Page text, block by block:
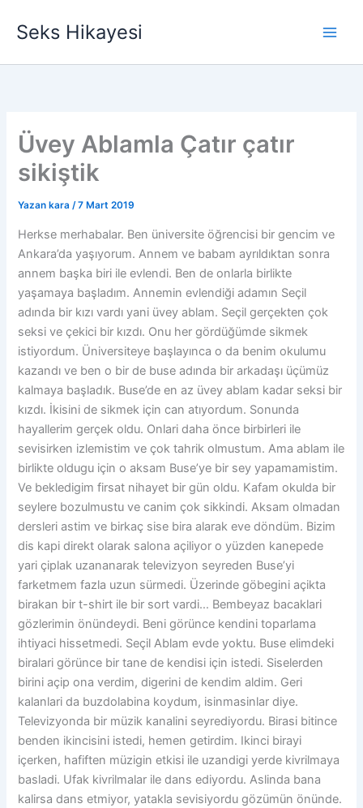
atlaSeks Hikayesi
Üvey Ablamla Çatır çatır
sikiştik
Yazan kara/7 Mart 2019
Herkse merhabalar. Ben üniversite öğrencisi bir gencim ve
Ankara’da yaşıyorum. Annem ve babam ayrıldıktan sonra
annem başka biri ile evlendi. Ben de onlarla birlikte
yaşamaya başladım. Annemin evlendiği adamın Seçil
adında bir kızı vardı yani üvey ablam. Seçil gerçekten çok
seksi ve çekici bir kızdı. Onu her gördüğümde sikmek
istiyordum. Üniversiteye başlayınca o da benim okulumu
kazandı ve ben o bir de buse adında bir arkadaşı üçümüz
kalmaya başladık. Buse’de en az üvey ablam kadar seksi bir
kızdı. İkisini de sikmek için can atıyordum. Sonunda
hayallerim gerçek oldu. Onlari daha önce birbirleri ile
sevisirken izlemistim ve çok tahrik olmustum. Ama ablam ile
birlikte oldugu için o aksam Buse’ye bir sey yapamamistim.
Ve bekledigim firsat nihayet bir gün oldu. Kafam okulda bir
seylere bozulmustu ve canim çok sikkindi. Aksam olmadan
dersleri astim ve birkaç sise bira alarak eve döndüm. Bizim
dis kapi direkt olarak salona açiliyor o yüzden kanepede
yari çiplak uzananarak televizyon seyreden Buse’yi
farketmem fazla uzun sürmedi. Üzerinde göbegini açikta
birakan bir t-shirt ile bir sort vardi… Bembeyaz bacaklari
gözlerimin önündeydi. Beni görünce kendini toparlama
ihtiyaci hissetmedi. Seçil Ablam evde yoktu. Buse elimdeki
biralari görünce bir tane de kendisi için istedi. Siselerden
birini açip ona verdim, digerini de kendim aldim. Geri
kalanlari da buzdolabina koydum, isinmasinlar diye.
Televizyonda bir müzik kanalini seyrediyordu. Birasi bitince
benden ikincisini istedi, hemen getirdim. Ikinci birayi
içerken, hafiften müzigin etkisi ile uzandigi yerde kivrilmaya
basladi. Ufak kivrilmalar ile dans ediyordu. Aslinda bana
kalirsa dans etmiyor, yatakla sevisiyordu gözümün önünde.